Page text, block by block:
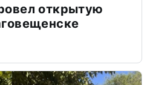
открытую